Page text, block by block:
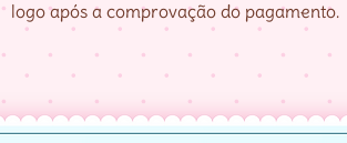
logo após a comprovação do pagamento.